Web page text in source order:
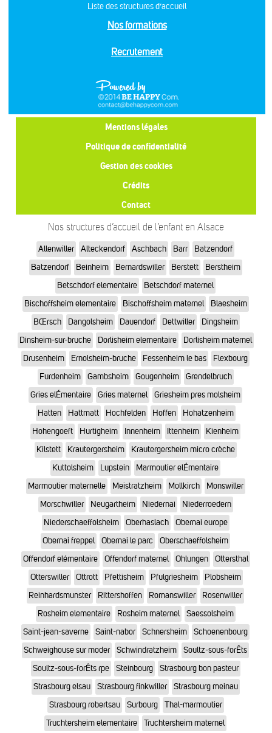
Liste des structures d’accueil
Nos formations
Recrutement
Mentions légales
Politique de confidentialité
Gestion des cookies
Crédits
Contact
Nos structures d’accueil de l’enfant en Alsace
Allenwiller Alteckendorf Aschbach Barr
Batzendorf
Batzendorf
Beinheim Bernardswiller Berstett
Berstheim
Betschdorf elementaire
Betschdorf maternel
Bischoffsheim elementaire
Bischoffsheim maternel
Blaesheim
BŒrsch
Dangolsheim Dauendorf Dettwiller
Dingsheim
Dinsheim-sur-bruche
Dorlisheim elementaire
Dorlisheim maternel
Drusenheim
Ernolsheim-bruche Fessenheim le bas
Flexbourg
Furdenheim
Gambsheim Gougenheim
Grendelbruch
Gries elÉmentaire
Gries maternel
Griesheim pres molsheim
Hatten
Hattmatt Hochfelden Hoffen
Hohatzenheim
Hohengoeft
Hurtigheim Innenheim Ittenheim
Kienheim
Kilstett
Krautergersheim
Krautergersheim micro crèche
Kuttolsheim
Lupstein
Marmoutier elÉmentaire
Marmoutier maternelle
Meistratzheim Mollkirch
Monswiller
Morschwiller
Neugartheim Niedernai
Niederroedern
Niederschaeffolsheim
Oberhaslach
Obernai europe
Obernai freppel
Obernai le parc
Oberschaeffolsheim
Offendorf elémentaire
Offendorf maternel Ohlungen
Ottersthal
Otterswiller
Ottrott Pfettisheim Pfulgriesheim
Plobsheim
Reinhardsmunster
Rittershoffen Romanswiller
Rosenwiller
Rosheim elementaire
Rosheim maternel
Saessolsheim
Saint-jean-saverne
Saint-nabor Schnersheim
Schoenenbourg
Schweighouse sur moder
Schwindratzheim
Soultz-sous-forÊts
Soultz-sous-forÊts rpe
Steinbourg
Strasbourg bon pasteur
Strasbourg elsau
Strasbourg finkwiller
Strasbourg meinau
Strasbourg robertsau
Surbourg
Thal-marmoutier
Truchtersheim elementaire
Truchtersheim maternel